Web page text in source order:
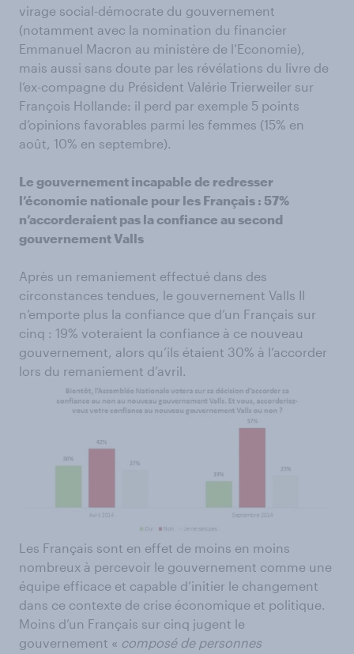
virage social-démocrate du gouvernement
(notamment avec la nomination du financier
Emmanuel Macron au ministère de l’Economie),
mais aussi sans doute par les révélations du livre de
l’ex-compagne du Président Valérie Trierweiler sur
François Hollande: il perd par exemple 5 points
d’opinions favorables parmi les femmes (15% en
août, 10% en septembre).
Le gouvernement incapable de redresser
l’économie nationale pour les Français : 57%
n’accorderaient pas la confiance au second
gouvernement Valls
Après un remaniement effectué dans des
circonstances tendues, le gouvernement Valls II
n’emporte plus la confiance que d’un Français sur
cinq : 19% voteraient la confiance à ce nouveau
gouvernement, alors qu’ils étaient 30% à l’accorder
lors du remaniement d’avril.
Les Français sont en effet de moins en moins
nombreux à percevoir le gouvernement comme une
équipe efficace et capable d’initier le changement
dans ce contexte de crise économique et politique.
Moins d’un Français sur cinq jugent le
gouvernement « composé de personnes